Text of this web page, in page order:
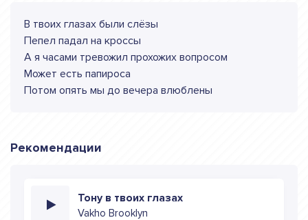
В твоих глазах были слёзы
Пепел падал на кроссы
А я часами тревожил прохожих вопросом
Может есть папироса
Потом опять мы до вечера влюблены
Рекомендации
Тону в твоих глазах
Vakho Brooklyn